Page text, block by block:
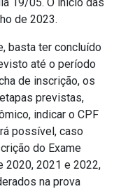
de 2023.
basta ter concluído
até o período
de inscrição, os
previstas,
indicar o CPF
possível, caso
do Exame
2020, 2021 e 2022,
na prova